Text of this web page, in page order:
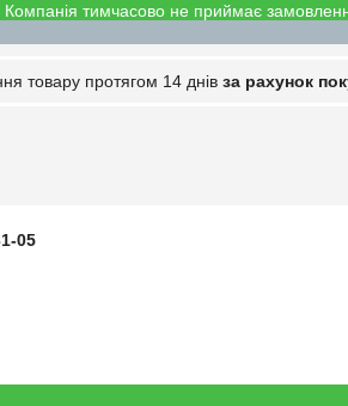
Компанія тимчасово не приймає
товару протягом 14 днів за рахунок
05